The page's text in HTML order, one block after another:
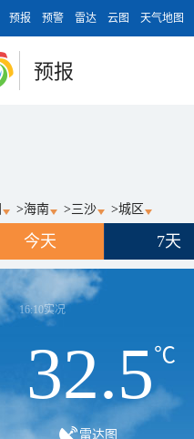
预报 预警 雷达 云图 天气地图
预报
>海南 >三沙 >城区
今天 7天
16:10实况
32.5℃
雷达图